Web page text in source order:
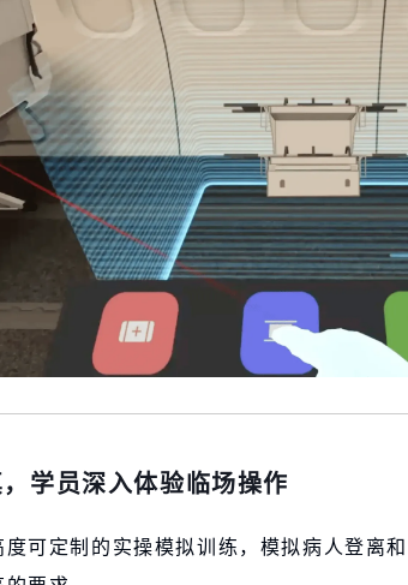
学员深入体验临场操作
可定制的实操模拟训练，模拟病人登离